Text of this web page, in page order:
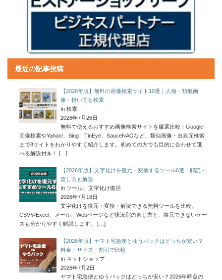
最近の記事投稿
【2026年版】無料の画像検索サイト10選｜人物・類似画
像・拾い画を検索
In 検索
2026年7月26日
無料で使えるおすすめ画像検索サイトを厳選比較！Google
画像検索やYahoo!、Bing、TinEye、SauceNAOなど、類似画像・出典元検索
まで8サイトをわかりやすく紹介します。初めての方でも目的に合わせて選
べる解説付き！
[…]
【2026年版】文字化けを復元・変換するツール6選｜解読・
直し方も解説
In ツール、文字化け復活
2026年7月18日
文字化けを復元・変換・解読できる無料ツールを比較。
CSVやExcel、メール、Webページなど状況別の直し方と、復元できないケー
スも分かりやすく解説します。
[…]
【2026年版】ヤマト宅急便とゆうパックはどっちが安い？
料金・サイズ・割引で比較
In ネットショップ
2026年7月2日
ヤマト宅急便とゆうパックはどっちが安い？2026年時点の